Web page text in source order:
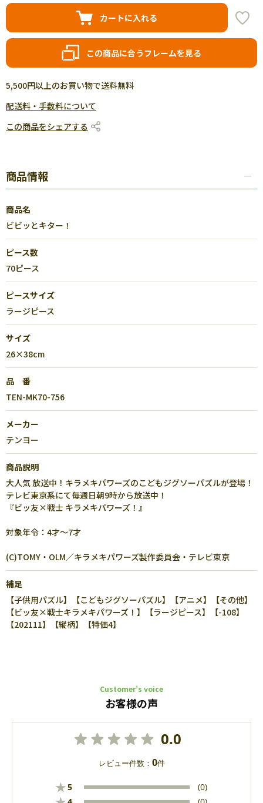
カートに入れる
この商品に合うフレームを見る
5,500円以上のお買い物で送料無料
配送料・手数料について
この商品をシェアする
商品情報
商品名
ビビッとキター！
ピース数
70ピース
ピースサイズ
ラージピース
サイズ
26×38cm
品 番
TEN-MK70-756
メーカー
テンヨー
商品説明
大人気 放送中！キラメキパワーズのこどもジグソーパズルが登場！
テレビ東京系にて毎週日朝9時から放送中！
『ビッ友×戦士 キラメキパワーズ！』
対象年令：4才～7才
(C)TOMY・OLM／キラメキパワーズ製作委員会・テレビ東京
補足
【子供用パズル】【こどもジグソーパズル】【アニメ】【その他】
【ビッ友×戦士キラメキパワーズ！】【ラージピース】【-108】
【202111】【縦柄】【特価4】
Customer’s voice
お客様の声
0.0
レビュー件数： 0件
★5 (0)